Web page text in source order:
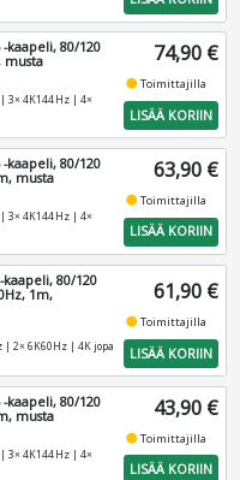
kaapeli, 80/120
musta
3× 4K144 Hz | 4×
74,90 €
fiber_manual_recordToimittajilla
LISÄÄ KORIIN
kaapeli, 80/120
musta
3× 4K144 Hz | 4×
63,90 €
fiber_manual_recordToimittajilla
LISÄÄ KORIIN
80/120
1m,
| 2× 6K60Hz | 4K jopa
61,90 €
fiber_manual_recordToimittajilla
LISÄÄ KORIIN
kaapeli, 80/120
musta
3× 4K144 Hz | 4×
43,90 €
fiber_manual_recordToimittajilla
LISÄÄ KORIIN